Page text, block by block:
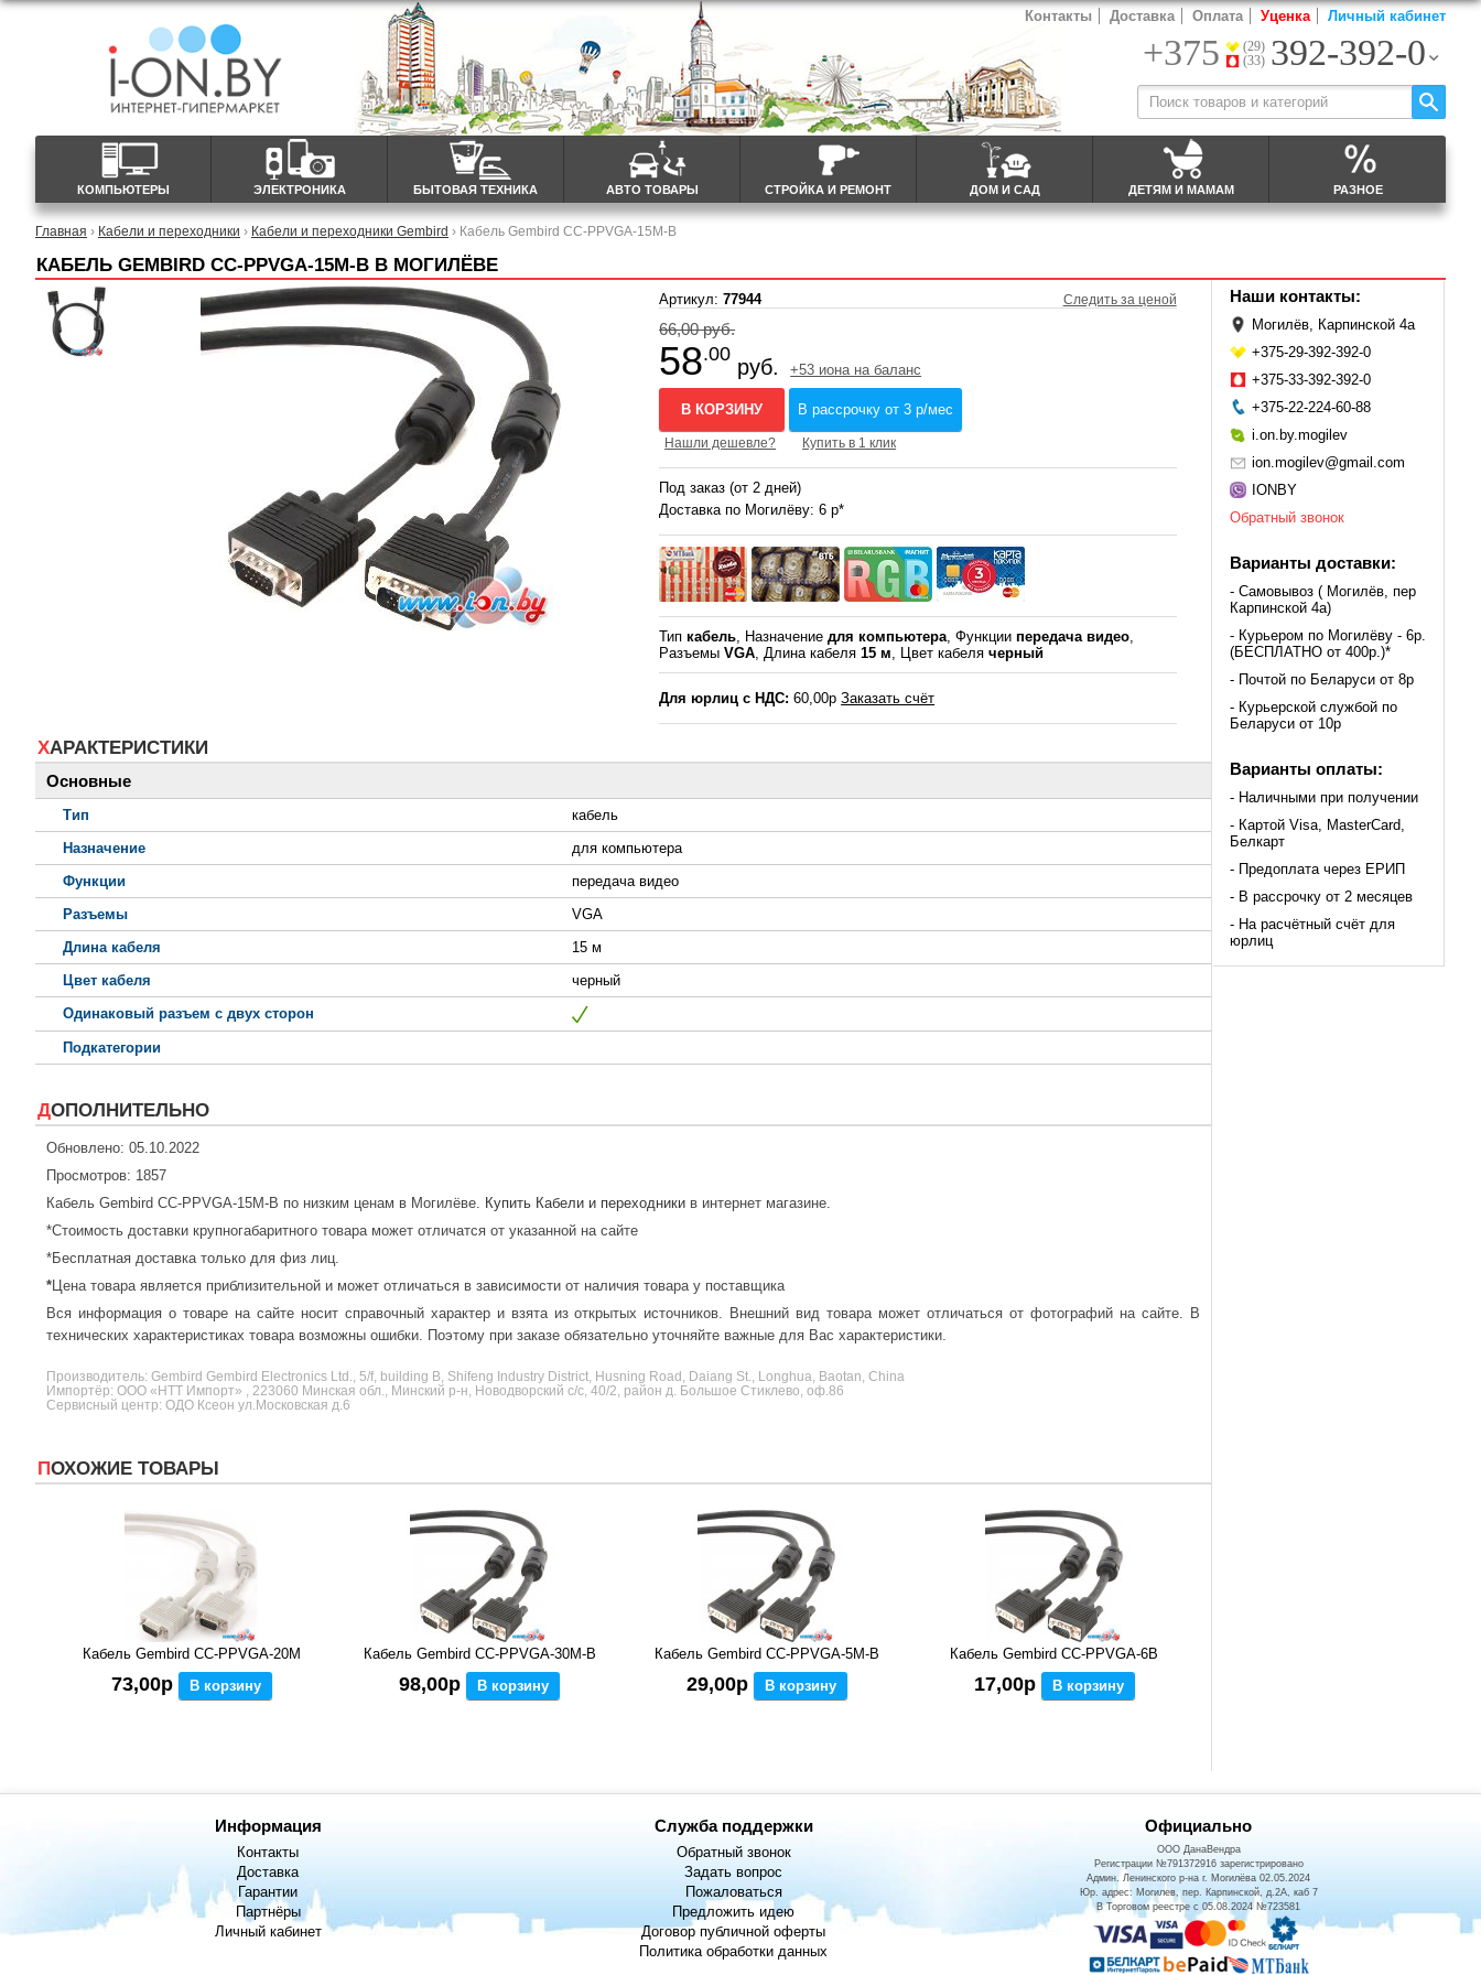
КОМПЬЮТЕРЫ ЭЛЕКТРОНИКА БЫТОВАЯ ТЕХНИКА АВТО ТОВАРЫ СТРОЙКА И РЕМОНТ ДОМ И САД ДЕТЯМ И МАМАМ РАЗНОЕ
Контакты Доставка Оплата Уценка Личный кабинет
+375
(29)
(33) 392-392-0
Главная › Кабели и переходники › Кабели и переходники Gembird › Кабель Gembird CC-PPVGA-15M-B
КАБЕЛЬ GEMBIRD CC-PPVGA-15M-B В МОГИЛЁВЕ
Артикул:77944 Следить за ценой
66,00 руб.
58.00
руб. +53 иона на баланс
В КОРЗИНУ В рассрочку от 3 р/мес
Нашли дешевле? Купить в 1 клик
Под заказ (от 2 дней)
Доставка по Могилёву: 6 р*
Типкабель, Назначениедля компьютера, Функциипередача видео,
РазъемыVGA, Длина кабеля15 м, Цвет кабелячерный
Для юрлиц с НДС: 60,00рЗаказать счёт
ХАРАКТЕРИСТИКИ
Основные
Тип
кабель
Назначение
для компьютера
Функции
передача видео
Разъемы
VGA
Длина кабеля
15 м
Цвет кабеля
черный
Одинаковый разъем с двух сторон
Подкатегории
ДОПОЛНИТЕЛЬНО
Обновлено: 05.10.2022
Просмотров: 1857
Кабель Gembird CC-PPVGA-15M-B по низким ценам в Могилёве. Купить Кабели и переходники в интернет магазине.
*Стоимость доставки крупногабаритного товара может отличатся от указанной на сайте
*Бесплатная доставка только для физ лиц.
*Цена товара является приблизительной и может отличаться в зависимости от наличия товара у поставщика
Вся информация о товаре на сайте носит справочный характер и взята из открытых источников. Внешний вид товара может отличаться от фотографий на сайте. В
технических характеристиках товара возможны ошибки. Поэтому при заказе обязательно уточняйте важные для Вас характеристики.
Производитель: Gembird Gembird Electronics Ltd., 5/f, building B, Shifeng Industry District, Husning Road, Daiang St., Longhua, Baotan, China
Импортёр: ООО «НТТ Импорт» , 223060 Минская обл., Минский р-н, Новодворский с/с, 40/2, район д. Большое Стиклево, оф.86
Сервисный центр: ОДО Ксеон ул.Московская д.6
ПОХОЖИЕ ТОВАРЫ
Кабель Gembird CC-PPVGA-20M
73,00р В корзину
Кабель Gembird CC-PPVGA-30M-B
98,00р В корзину
Кабель Gembird CC-PPVGA-5M-B
29,00р В корзину
Кабель Gembird CC-PPVGA-6B
17,00р В корзину
Наши контакты:
Могилёв, Карпинской 4а
+375-29-392-392-0
+375-33-392-392-0
+375-22-224-60-88
i.on.by.mogilev
ion.mogilev@gmail.com
IONBY
Обратный звонок
Варианты доставки:
- Самовывоз ( Могилёв, пер
Карпинской 4а)
- Курьером по Могилёву - 6р.
(БЕСПЛАТНО от 400р.)*
- Почтой по Беларуси от 8р
- Курьерской службой по
Беларуси от 10р
Варианты оплаты:
- Наличными при получении
- Картой Visa, MasterCard,
Белкарт
- Предоплата через ЕРИП
- В рассрочку от 2 месяцев
- На расчётный счёт для
юрлиц
Информация
Контакты
Доставка
Гарантии
Партнёры
Личный кабинет
Служба поддержки
Обратный звонок
Задать вопрос
Пожаловаться
Предложить идею
Договор публичной оферты
Политика обработки данных
Официально
ООО ДанаВендра
Регистрации №791372916 зарегистрировано
Админ. Ленинского р-на г. Могилёва 02.05.2024
Юр. адрес: Могилев, пер. Карпинской, д.2А, каб 7
В Торговом реестре с 05.08.2024 №723581